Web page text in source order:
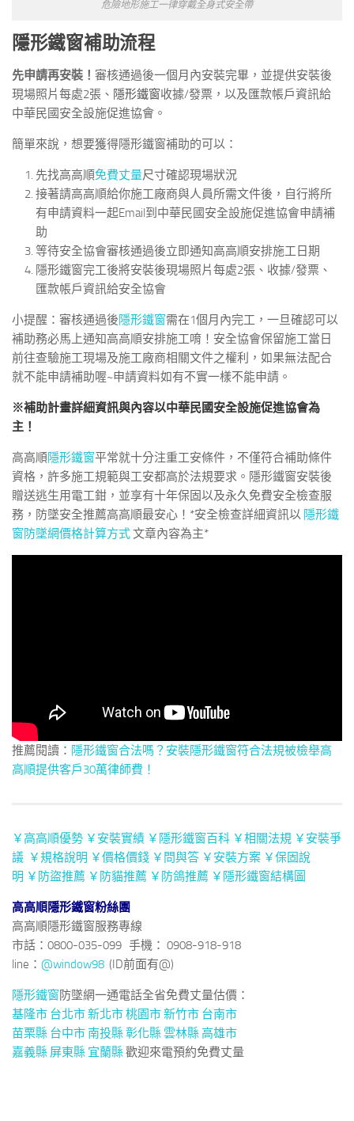
危險地形施工一律穿戴全身式安全帶
隱形鐵窗補助流程
先申請再安裝！ 審核通過後一個月內安裝完畢，並提供安裝後
現場照片每處2張、 隱形鐵窗收據/發票，以及匯款帳戶資訊給
中華民國安全設施促進協會。
簡單來說，想要獲得隱形鐵窗補助的可以：
先找高高順免費丈量尺寸確認現場狀況
接著請高高順給你施工廠商與人員所需文件後，自行將所
有申請資料一起Email到中華民國安全設施促進協會申請補
助
等待安全協會審核通過後立即通知高高順安排施工日期
隱形鐵窗完工後將安裝後現場照片每處2張、收據/發票、
匯款帳戶資訊給安全協會
小提醒：審核通過後隱形鐵窗需在1個月內完工，一旦確認可以
補助務必馬上通知高高順安排施工唷！安全協會保留施工當日
前往查驗施工現場及施工廠商相關文件之權利，如果無法配合
就不能申請補助喔~申請資料如有不實一樣不能申請。
※補助計畫詳細資訊與內容以中華民國安全設施促進協會為
主！
高高順隱形鐵窗平常就十分注重工安條件，不僅符合補助條件
資格，許多施工規範與工安都高於法規要求。隱形鐵窗安裝後
贈送逃生用電工鉗，並享有十年保固以及永久免費安全檢查服
務，防墜安全推薦高高順最安心！*安全檢查詳細資訊以 隱形鐵
窗防墜網價格計算方式文章內容為主*
推薦閱讀： 隱形鐵窗合法嗎？安裝隱形鐵窗符合法規被檢舉高
高順提供客戶30萬律師費！
￥高高順優勢 ￥安裝實績 ￥隱形鐵窗百科 ￥相關法規 ￥安裝爭
議 ￥規格說明 ￥價格價錢 ￥問與答 ￥安裝方案 ￥保固說
明 ￥防盜推薦 ￥防貓推薦 ￥防鴿推薦 ￥隱形鐵窗結構圖
高高順隱形鐵窗粉絲團
高高順隱形鐵窗服務專線
市話：0800-035-099 手機： 0908-918-918
line： @window98 (ID前面有@)
隱形鐵窗防墜網一通電話全省免費丈量估價：
基隆市 台北市新北市桃園市新竹市 台南市
苗栗縣 台中市南投縣彰化縣雲林縣高雄市
嘉義縣 屏東縣 宜蘭縣歡迎來電預約免費丈量